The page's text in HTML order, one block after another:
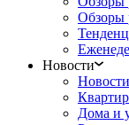
Обзоры
Новости
Дома и